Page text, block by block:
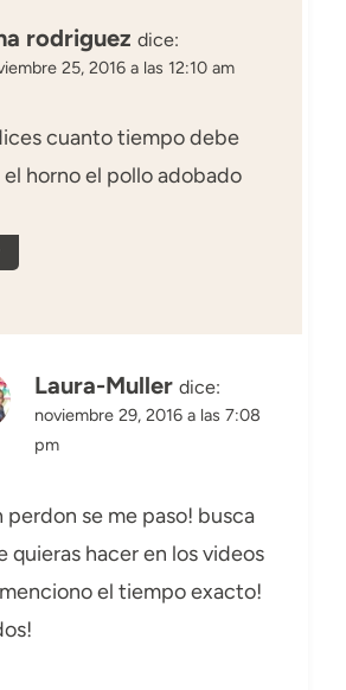
rodriguez dice:
25, 2016 a las 12:10 am
cuanto tiempo debe
horno el pollo adobado
Laura-Muller dice:
noviembre 29, 2016 a las 7:08
pm
perdon se me paso! busca
quieras hacer en los videos
el tiempo exacto!